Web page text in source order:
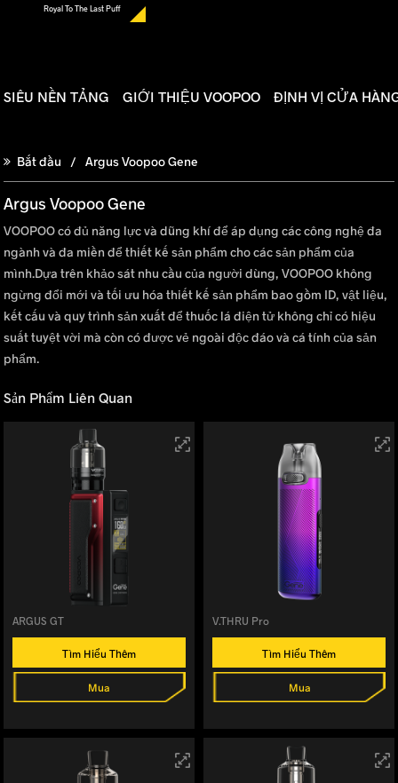
SIÊU NỀN TẢNG GIỚI THIỆU VOOPOO ĐỊNH VỊ CỬA
Royal To The Last Puff
Bắt đầu Argus Voopoo Gene
Argus Voopoo Gene
VOOPOO có đủ năng lực và dũng khí để áp dụng các công nghệ đa
ngành và đa miền để thiết kế sản phẩm cho các sản phẩm của
mình.Dựa trên khảo sát nhu cầu của người dùng, VOOPOO không
ngừng đổi mới và tối ưu hóa thiết kế sản phẩm bao gồm ID, vật liệu,
kết cấu và quy trình sản xuất để thuốc lá điện tử không chỉ có hiệu
suất tuyệt vời mà còn có được vẻ ngoài độc đáo và cá tính của sản
phẩm.
Sản Phẩm Liên Quan
ARGUS GT
Tìm Hiểu Thêm
Mua
V.THRU Pro
Tìm Hiểu Thêm
Mua